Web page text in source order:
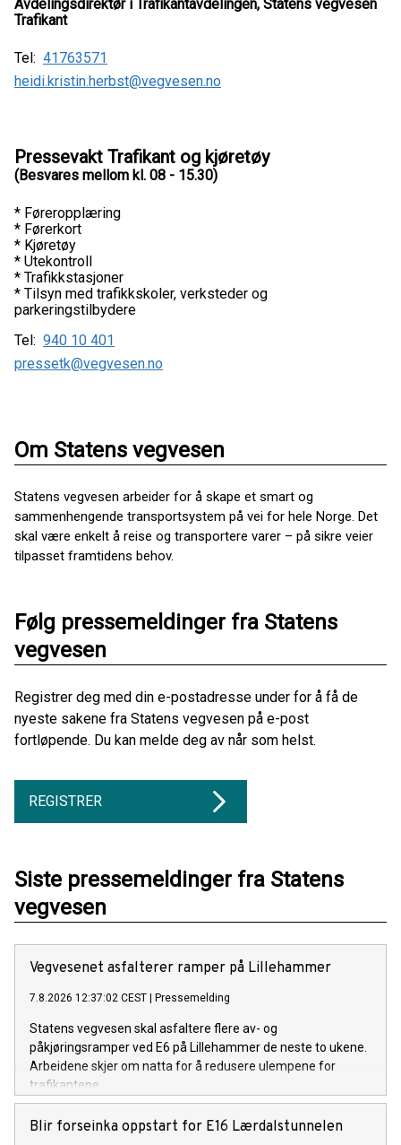
Avdelingsdirektør i Trafikantavdelingen, Statens vegvesen
Trafikant
Tel: 41763571
heidi.kristin.herbst@vegvesen.no
Pressevakt Trafikant og kjøretøy
(Besvares mellom kl. 08 - 15.30)
* Føreropplæring
* Førerkort
* Kjøretøy
* Utekontroll
* Trafikkstasjoner
* Tilsyn med trafikkskoler, verksteder og
parkeringstilbydere
Tel: 940 10 401
pressetk@vegvesen.no
Om Statens vegvesen
Statens vegvesen arbeider for å skape et smart og
sammenhengende transportsystem på vei for hele Norge. Det
skal være enkelt å reise og transportere varer – på sikre veier
tilpasset framtidens behov.
Følg pressemeldinger fra Statens
vegvesen
Registrer deg med din e-postadresse under for å få de
nyeste sakene fra Statens vegvesen på e-post
fortløpende. Du kan melde deg av når som helst.
REGISTRER
Siste pressemeldinger fra Statens
vegvesen
Vegvesenet asfalterer ramper på Lillehammer
7.8.2026 12:37:02 CEST Pressemelding
Statens vegvesen skal asfaltere flere av- og
påkjøringsramper ved E6 på Lillehammer de neste to ukene.
Arbeidene skjer om natta for å redusere ulempene for
trafikantene.
Blir forseinka oppstart for E16 Lærdalstunnelen